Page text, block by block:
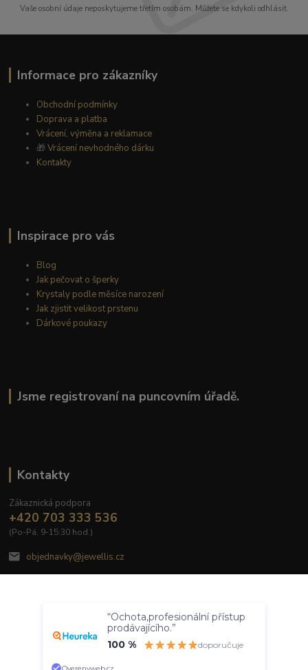
Vaše osobní údaje neposkytujeme třetím osobám. Můžete se kdykoli odhlásit.
Informace pro zákazníky
Obchodní podmínky
Doprava a platba
Vrácení, výměna a reklamace
🎁Vrácení nevhodného dárku
Kontakty
Inspirace pro vás
Blog
Jak pečovat o šperky
Krystaly podle měsíce narození
Jak zjistit velikost prstenu
Dárkové poukazy
Jsme registrovaní na puncovním úřadě.
Kontakty
Zákaznická podpora
+420 703 333 536
(Po-Pá, 9-15:30 hod.)
objednavky@jewellis.cz
Nastavení Souhlasím
“Ochota,profesionální přístup
prodávajícího.”
100 %
doporučuje
Overenyweb.cz